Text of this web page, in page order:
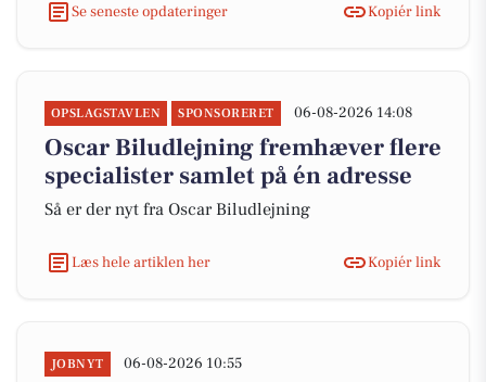
Se seneste opdateringer
Kopiér link
OPSLAGSTAVLEN SPONSORERET 06-08-2026 14:08
Oscar Biludlejning fremhæver flere
specialister samlet på én adresse
Så er der nyt fra Oscar Biludlejning
Læs hele artiklen her Kopiér link
JOBNYT 06-08-2026 10:55